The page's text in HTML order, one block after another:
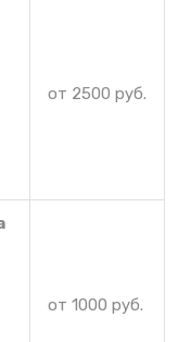
от 2500 руб.
от 1000 руб.